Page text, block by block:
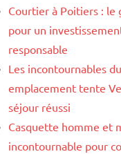
Courtier à Poitiers : le
pour un
responsable
Les incontournables
emplacement tente
séjour réussi
Casquette homme et
incontournable pour